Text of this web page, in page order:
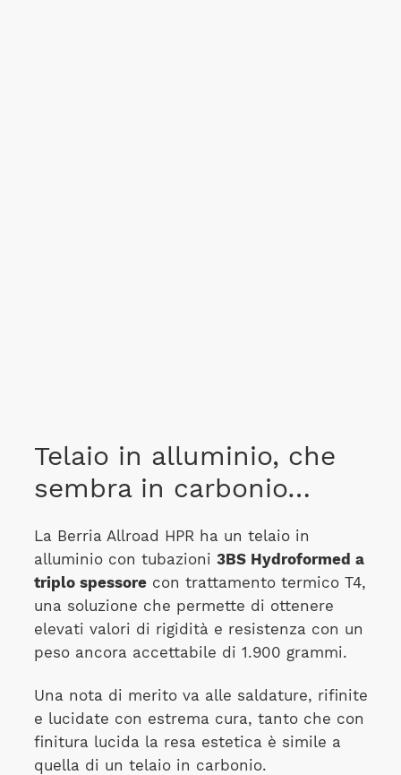
Telaio in alluminio, che
sembra in carbonio…
La Berria Allroad HPR ha un telaio in
alluminio con tubazioni 3BS Hydroformed a
triplo spessorecon trattamento termico T4,
una soluzione che permette di ottenere
elevati valori di rigidità e resistenza con un
peso ancora accettabile di 1.900 grammi.
Una nota di merito va alle saldature, rifinite
e lucidate con estrema cura, tanto che con
finitura lucida la resa estetica è simile a
quella di un telaio in carbonio.